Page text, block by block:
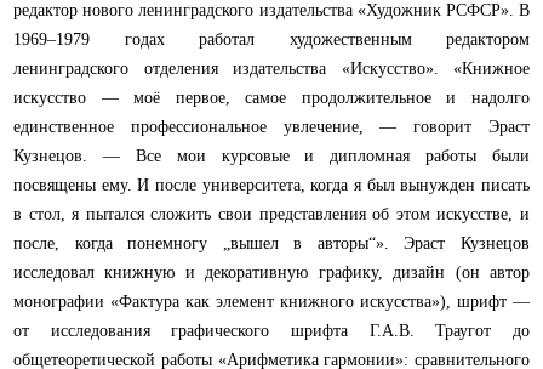
редактор нового ленинградского издательства «Художник РСФСР». В
1969–1979 годах работал художественным редактором
ленинградского отделения издательства «Искусство». «Книжное
искусство — моё первое, самое продолжительное и надолго
единственное профессиональное увлечение, — говорит Эраст
Кузнецов. — Все мои курсовые и дипломная работы были
посвящены ему. И после университета, когда я был вынужден писать
в стол, я пытался сложить свои представления об этом искусстве, и
после, когда понемногу „вышел в авторы“». Эраст Кузнецов
исследовал книжную и декоративную графику, дизайн (он автор
монографии «Фактура как элемент книжного искусства»), шрифт —
от исследования графического шрифта Г.А.В. Траугот до
общетеоретической работы «Арифметика гармонии»: сравнительного